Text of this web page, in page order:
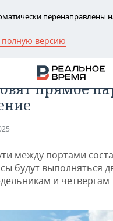
перенаправлены
версию
О ДОХОДАХ
ПФО
спустя
прямое
между портами
будут выполняться
и четвергам